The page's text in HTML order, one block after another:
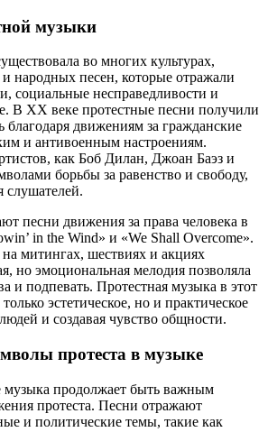
музыки
во многих культурах,
народных песен, которые отражали
социальные несправедливости и
В ХХ веке протестные песни получили
благодаря движениям за гражданские
и антивоенным настроениям.
как Боб Дилан, Джоан Баэз и
борьбы за равенство и свободу,
слушателей.
песни движения за права человека в
in the Wind» и «We Shall Overcome».
митингах, шествиях и акциях
но эмоциональная мелодия позволяла
и подпевать. Протестная музыка в этот
эстетическое, но и практическое
и создавая чувство общности.
протеста в музыке
продолжает быть важным
протеста. Песни отражают
и политические темы, такие как